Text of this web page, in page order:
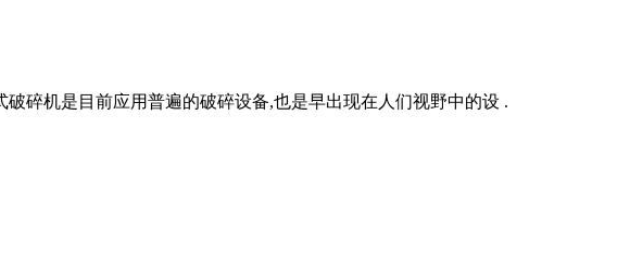
碎机是目前应用普遍的破碎设备,也是早出现在人们视野中的设 .